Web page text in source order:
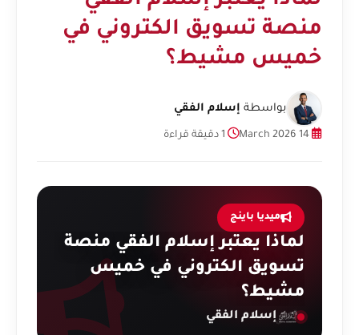
منصة تسويق الكتروني في
خميس مشيط؟
بواسطة إسلام الفقي
ميديا باينج
لماذا يعتبر إسلام الفقي منصة
تسويق الكتروني في خميس
مشيط؟
إسلام الفقي